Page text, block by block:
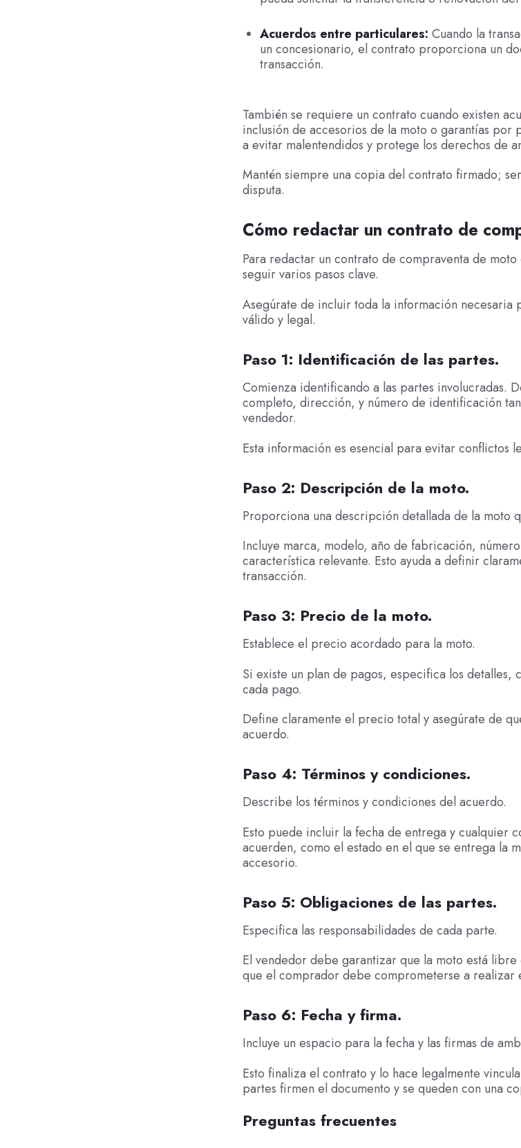
Acuerdos entre particulares: Cuando la
un concesionario, el contrato proporciona un
transacción.
También se requiere un contrato cuando existen
inclusión de accesorios de la moto o garantías por
a evitar malentendidos y protege los derechos de
Mantén siempre una copia del contrato firmado;
disputa.
Cómo redactar un contrato de
Para redactar un contrato de compraventa de
seguir varios pasos clave.
Asegúrate de incluir toda la información necesaria
válido y legal.
Paso 1: Identificación de las partes.
Comienza identificando a las partes involucradas.
completo, dirección, y número de identificación
vendedor.
Esta información es esencial para evitar conflictos
Paso 2: Descripción de la moto.
Proporciona una descripción detallada de la moto
Incluye marca, modelo, año de fabricación,
característica relevante. Esto ayuda a definir
transacción.
Paso 3: Precio de la moto.
Establece el precio acordado para la moto.
Si existe un plan de pagos, especifica los detalles,
cada pago.
Define claramente el precio total y asegúrate de
acuerdo.
Paso 4: Términos y condiciones.
Describe los términos y condiciones del acuerdo.
Esto puede incluir la fecha de entrega y cualquier
acuerden, como el estado en el que se entrega la
accesorio.
Paso 5: Obligaciones de las partes.
Especifica las responsabilidades de cada parte.
El vendedor debe garantizar que la moto está
que el comprador debe comprometerse a realizar
Paso 6: Fecha y firma.
Incluye un espacio para la fecha y las firmas de
Esto finaliza el contrato y lo hace legalmente
partes firmen el documento y se queden con una
Preguntas frecuentes